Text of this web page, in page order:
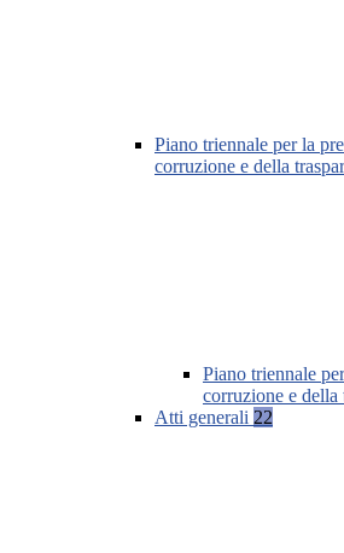
Piano triennale per la
corruzione e della
Piano triennale
corruzione e della
Atti generali 22